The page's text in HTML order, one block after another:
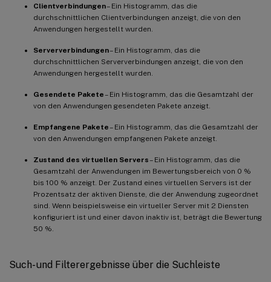
Clientverbindungen– Ein Histogramm, das die
durchschnittlichen Clientverbindungen anzeigt, die von den
Anwendungen hergestellt wurden.
Serververbindungen– Ein Histogramm, das die
durchschnittlichen Serververbindungen anzeigt, die von den
Anwendungen hergestellt wurden.
Gesendete Pakete– Ein Histogramm, das die Gesamtzahl der
von den Anwendungen gesendeten Pakete anzeigt.
Empfangene Pakete– Ein Histogramm, das die Gesamtzahl der
von den Anwendungen empfangenen Pakete anzeigt.
Zustand des virtuellen Servers– Ein Histogramm, das die
Gesamtzahl der Anwendungen im Bewertungsbereich von 0 %
bis 100 % anzeigt. Der Zustand eines virtuellen Servers ist der
Prozentsatz der aktiven Dienste, die der Anwendung zugeordnet
sind. Wenn beispielsweise ein virtueller Server mit 2 Diensten
konfiguriert ist und einer davon inaktiv ist, beträgt die Bewertung
50 %.
Such- und Filterergebnisse über die Suchleiste